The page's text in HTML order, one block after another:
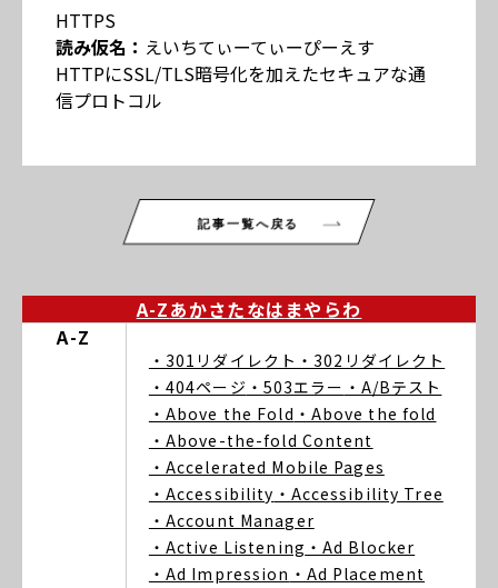
HTTPS
読み仮名： えいちてぃーてぃーぴーえす
HTTPにSSL/TLS暗号化を加えたセキュアな通
信プロトコル
記事一覧へ戻る
A-Zあかさたなは まや らわ
A-Z
・301リダイレクト ・302リダイレクト
・404ページ ・503エラー ・A/Bテスト
・Above the Fold ・Above the fold
・Above-the-fold Content
・Accelerated Mobile Pages
・Accessibility ・Accessibility Tree
・Account Manager
・Active Listening ・Ad Blocker
・Ad Impression ・Ad Placement